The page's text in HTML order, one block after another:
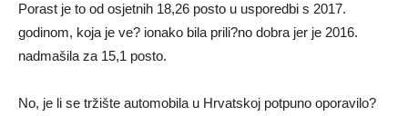
Porast je to od osjetnih 18,26 posto u usporedbi s 2017.
godinom, koja je ve? ionako bila prili?no dobra jer je 2016.
nadmašila za 15,1 posto.
No, je li se tržište automobila u Hrvatskoj potpuno oporavilo?